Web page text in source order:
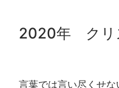
2020年 クリ
言葉では言い尽くせな